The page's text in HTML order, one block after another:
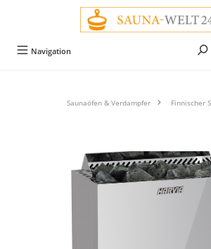
Navigation
Saunaöfen & Verdampfer Finnischer
Bildergalerie überspringen